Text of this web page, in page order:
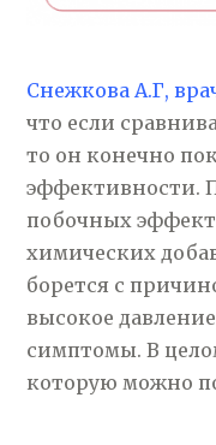
Снежкова А.Г,
что если
то он конечно
эффективности.
побочных
химических
борется с
высокое
симптомы. В
которую можно